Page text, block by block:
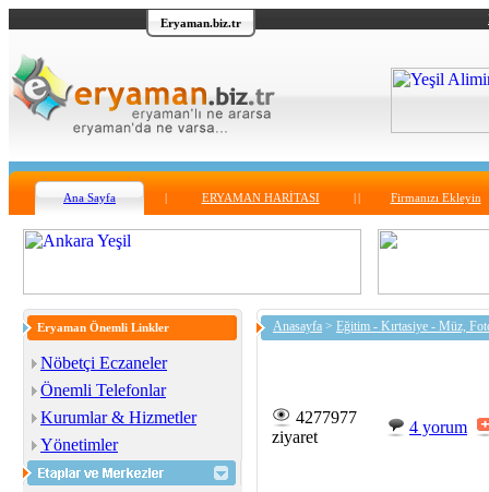
Eryaman.biz.tr
Ana Sayfa ERYAMAN HARİTASI Firmanızı Ekleyin
Eryaman Önemli Linkler
Nöbetçi Eczaneler
Önemli Telefonlar
Kurumlar & Hizmetler
Yönetimler
Anasayfa > Eğitim - Kırtasiye - Müz,
4277977
ziyaret
4 yorum